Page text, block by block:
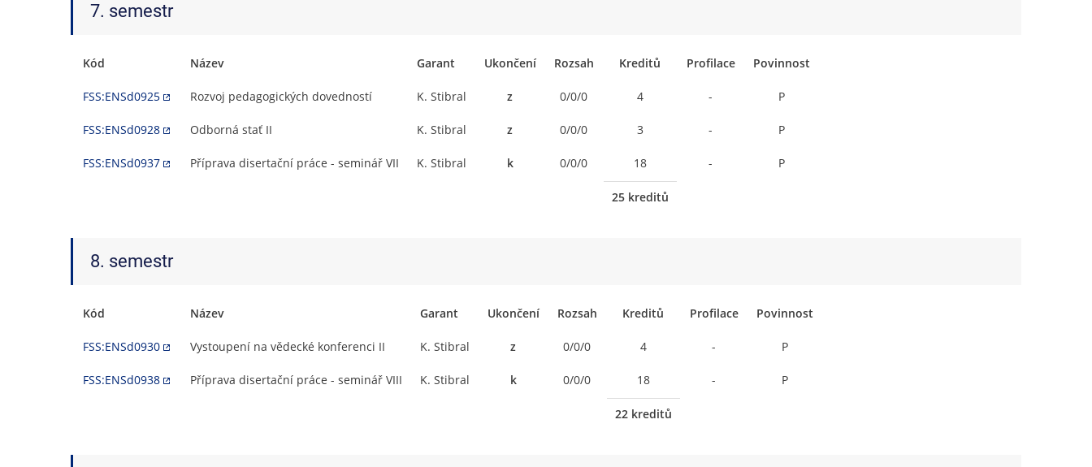
7. semestr
Kód Název Garant Ukončení Rozsah Kreditů Profilace Povinnost
FSS:ENSd0925 Rozvoj pedagogických dovedností K. Stibral z 0/0/0 4 - P
FSS:ENSd0928 Odborná stať II K. Stibral z 0/0/0 3 - P
FSS:ENSd0937 Příprava disertační práce - seminář VII K. Stibral k 0/0/0 18 - P
25 kreditů
8. semestr
Kód Název Garant Ukončení Rozsah Kreditů Profilace Povinnost
FSS:ENSd0930 Vystoupení na vědecké konferenci II K. Stibral z 0/0/0 4 - P
FSS:ENSd0938 Příprava disertační práce - seminář VIII K. Stibral k 0/0/0 18 - P
22 kreditů